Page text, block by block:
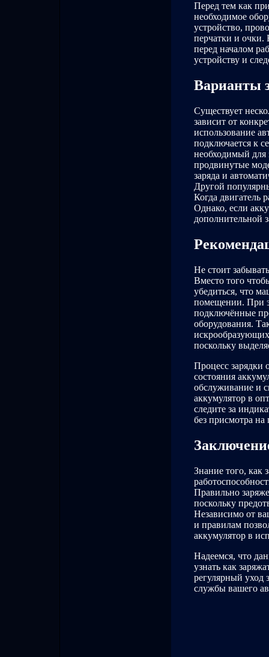
Перед тем как
необходимое
устройство,
перчатки и очки.
перед началом
устройству и
Варианты
Существует
зависит от
использование
подключается к
необходимый для
продвинутые
заряда и
Другой
Когда двигатель
Однако, если
дополнительной
Не стоит
Вместо того
убедиться, что
помещении. При
подключённые
оборудования.
поскольку
Процесс зарядки
состояния
обслуживание и
аккумулятор в
следите за
без присмотра
Знание того, как
Правильно
поскольку
Независимо от
и правилам
аккумулятор в
Надеемся, что
узнать как
регулярный уход
службы вашего